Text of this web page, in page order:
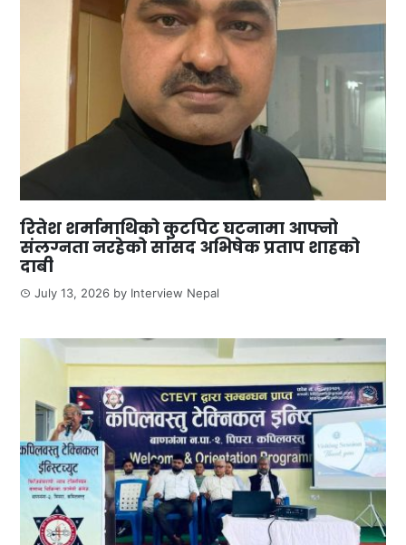
रितेश शर्मामाथिको कुटपिट घटनामा आफ्नो
संलग्नता नरहेको सांसद अभिषेक प्रताप शाहको
दाबी
July 13, 2026 by Interview Nepal